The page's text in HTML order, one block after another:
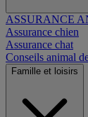
ASSURANCE
Assurance chien
Assurance chat
Conseils animal
Famille et loisirs